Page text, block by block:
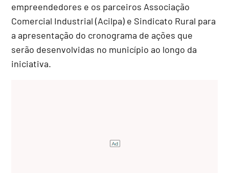
empreendedores e os parceiros Associação
Comercial Industrial (Acilpa) e Sindicato Rural para
a apresentação do cronograma de ações que
serão desenvolvidas no município ao longo da
iniciativa.